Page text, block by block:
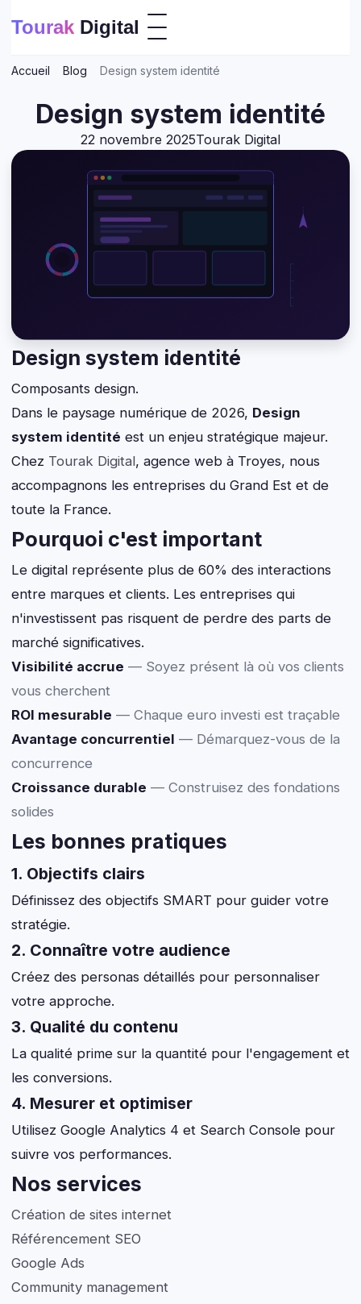
Tourak Digital
Accueil Blog Design system identité
Design system identité
22 novembre 2025Tourak Digital
Design system identité
Composants design.
Dans le paysage numérique de 2026, Design
system identité est un enjeu stratégique majeur.
Chez Tourak Digital, agence web à Troyes, nous
accompagnons les entreprises du Grand Est et de
toute la France.
Pourquoi c'est important
Le digital représente plus de 60% des interactions
entre marques et clients. Les entreprises qui
n'investissent pas risquent de perdre des parts de
marché significatives.
Visibilité accrue — Soyez présent là où vos clients
vous cherchent
ROI mesurable — Chaque euro investi est traçable
Avantage concurrentiel — Démarquez-vous de la
concurrence
Croissance durable — Construisez des fondations
solides
Les bonnes pratiques
1. Objectifs clairs
Définissez des objectifs SMART pour guider votre
stratégie.
2. Connaître votre audience
Créez des personas détaillés pour personnaliser
votre approche.
3. Qualité du contenu
La qualité prime sur la quantité pour l'engagement et
les conversions.
4. Mesurer et optimiser
Utilisez Google Analytics 4 et Search Console pour
suivre vos performances.
Nos services
Création de sites internet
Référencement SEO
Google Ads
Community management